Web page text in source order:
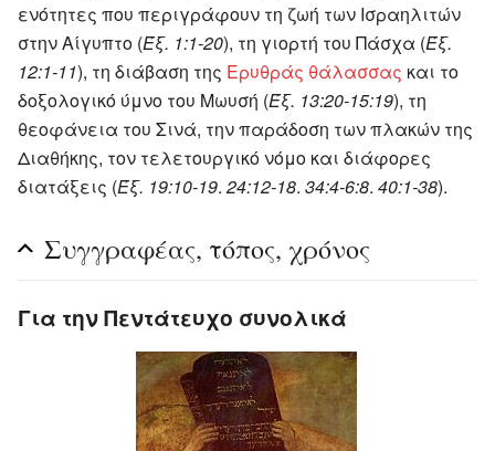
ενότητες που περιγράφουν τη ζωή των Ισραηλιτών
στην Αίγυπτο (Έξ. 1:1-20), τη γιορτή του Πάσχα (Έξ.
12:1-11), τη διάβαση της Ερυθράς θάλασσας και το
δοξολογικό ύμνο του Μωυσή (Έξ. 13:20-15:19), τη
θεοφάνεια του Σινά, την παράδοση των πλακών της
Διαθήκης, τον τελετουργικό νόμο και διάφορες
διατάξεις (Έξ. 19:10-19. 24:12-18. 34:4-6:8. 40:1-38).
Συγγραφέας, τόπος, χρόνος
Για την Πεντάτευχο συνολικά